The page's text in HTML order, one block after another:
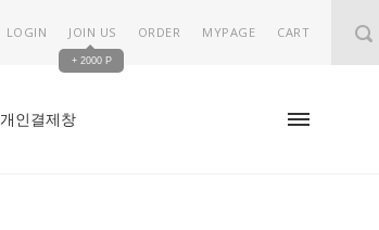
LOGIN JOIN US
+ 2000 P
ORDER MYPAGE CART
개인결제창